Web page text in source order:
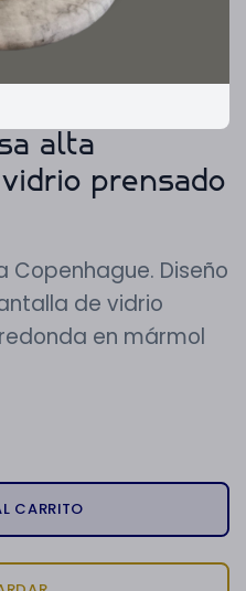
alta
prensado
Diseño
de vidrio
en mármol
CARRITO